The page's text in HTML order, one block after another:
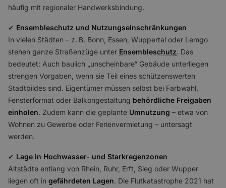
häufig mit regionaler Handwerksbindung.
✔ Ensembleschutz und Nutzungseinschränkungen
In vielen Städten – z. B. Bonn, Essen, Wuppertal oder Lemgo
stehen ganze Straßenzüge unter Ensembleschutz. Das
bedeutet: Auch baulich „unscheinbare“ Gebäude unterliegen
strengen Vorgaben, wenn sie Teil eines schützenswerten
Stadtbildes sind. Eigentümer müssen selbst bei Farbwahl,
Fensterformat oder Balkongestaltung behördliche Freigaben
einholen. Zudem kann die geplante Umnutzung – etwa von
Wohnen zu Gewerbe oder Ferienvermietung – untersagt
werden.
✔ Lage in Hochwasser- und Starkregenzonen
Altstädte entlang von Rhein, Ruhr, Erft, Sieg oder Wupper
liegen oft in gefährdeten Lagen. Die Flutkatastrophe 2021 hat